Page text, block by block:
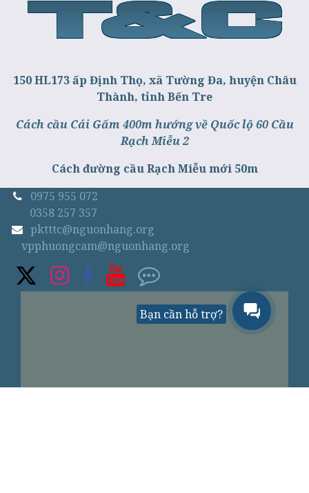
150 HL173 ấp Định Thọ, xã Tường Đa, huyện Châu
Thành, tỉnh Bến Tre
Cách cầu Cái Gấm 400m hướng về Quốc lộ 60 Cầu
Rạch Miễu 2
Cách đường cầu Rạch Miễu mới 50m
0975 955 072
0358 257 357
pktttc@nguonhang.org
vpphuongcam@nguonhang.org
Bạn cần hỗ trợ?